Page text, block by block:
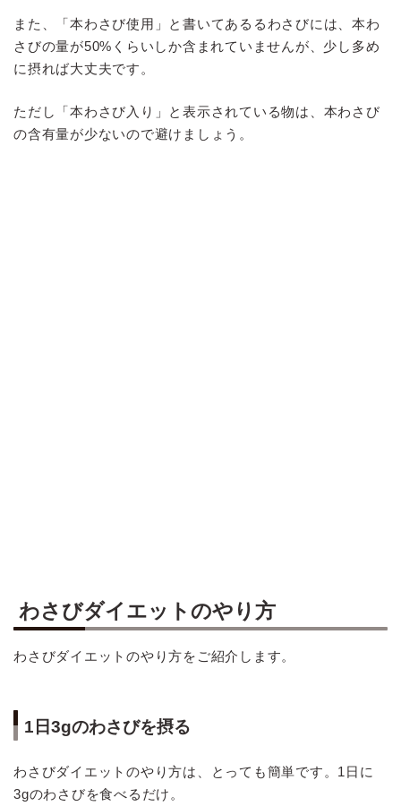
また、「本わさび使用」と書いてあるるわさびには、本わ
さびの量が50%くらいしか含まれていませんが、少し多め
に摂れば大丈夫です。
ただし「本わさび入り」と表示されている物は、本わさび
の含有量が少ないので避けましょう。
わさびダイエットのやり方
わさびダイエットのやり方をご紹介します。
1日3gのわさびを摂る
わさびダイエットのやり方は、とっても簡単です。1日に
3gのわさびを食べるだけ。